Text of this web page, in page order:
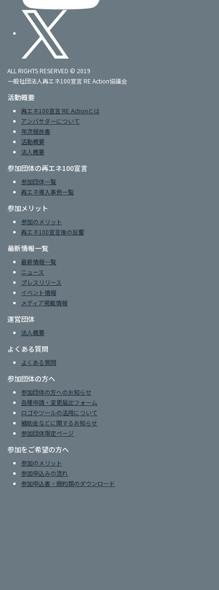
ALL RIGHTS RESERVED © 2019
一般社団法人再エネ100宣言 RE Action協議会
活動概要
再エネ100宣言 RE Actionとは
アンバサダーについて
年次報告書
活動概要
法人概要
参加団体の再エネ100宣言
参加団体一覧
再エネ導入事例一覧
参加メリット
参加のメリット
再エネ100宣言後の反響
最新情報一覧
最新情報一覧
ニュース
プレスリリース
イベント情報
メディア掲載情報
運営団体
法人概要
よくある質問
よくある質問
参加団体の方へ
参加団体の方へのお知らせ
各種申請・変更届出フォーム
ロゴやツールの活用について
補助金などに関するお知らせ
参加団体限定ページ
参加をご希望の方へ
参加のメリット
参加申込みの流れ
参加申込書・規約類のダウンロード